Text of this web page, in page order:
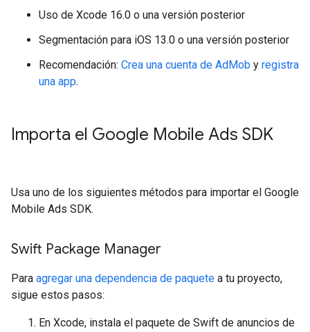
Uso de Xcode 16.0 o una versión posterior
Segmentación para iOS 13.0 o una versión posterior
Recomendación: Crea una cuenta de AdMob y registra
una app.
Importa el Google Mobile Ads SDK
Usa uno de los siguientes métodos para importar el Google
Mobile Ads SDK.
Swift Package Manager
Para agregar una dependencia de paquete a tu proyecto,
sigue estos pasos:
En Xcode, instala el paquete de Swift de anuncios de